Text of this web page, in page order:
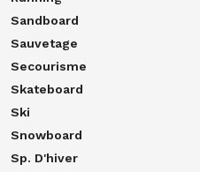
Sandboard
Sauvetage
Secourisme
Skateboard
Ski
Snowboard
Sp. D'hiver